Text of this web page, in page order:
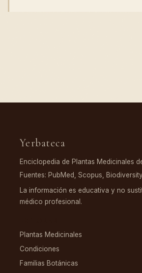
Yerbateca
Enciclopedia de Plantas Medicinales
Fuentes: PubMed, Scopus,
La información es educativa y no
médico profesional.
Plantas Medicinales
Condiciones
Familias Botánicas